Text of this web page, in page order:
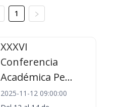
1
XXXVI
Conferencia
Académica Pe...
2025-11-12 09:00:00